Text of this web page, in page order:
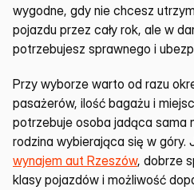
wygodne, gdy nie chcesz
pojazdu przez cały rok, ale w
potrzebujesz sprawnego i
Przy wyborze warto od razu
pasażerów, ilość bagażu i
potrzebuje osoba jadąca sama
wynajem aut Rzeszów, dobrze
klasy pojazdów i możliwość